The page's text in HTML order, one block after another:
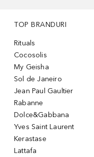
TOP BRANDURI
Rituals
Cocosolis
My Geisha
Sol de Janeiro
Jean Paul Gaultier
Rabanne
Dolce&Gabbana
Yves Saint Laurent
Kerastase
Lattafa